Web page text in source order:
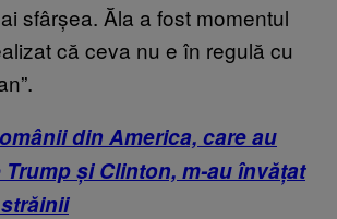
sfârșea. Ăla a fost momentul
că ceva nu e în regulă cu
din America, care au
și Clinton, m-au învățat